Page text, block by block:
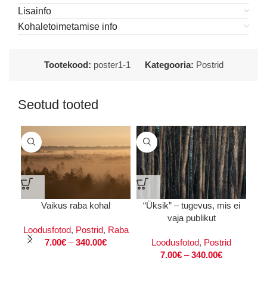
Lisainfo
Kohaletoimetamise info
Tootekood: poster1-1 Kategooria: Postrid
Seotud tooted
Vaikus raba kohal
Loodusfotod, Postrid, Raba
7.00€ – 340.00€
“Üksik” – tugevus, mis ei
vaja publikut
Loodusfotod, Postrid
7.00€ – 340.00€